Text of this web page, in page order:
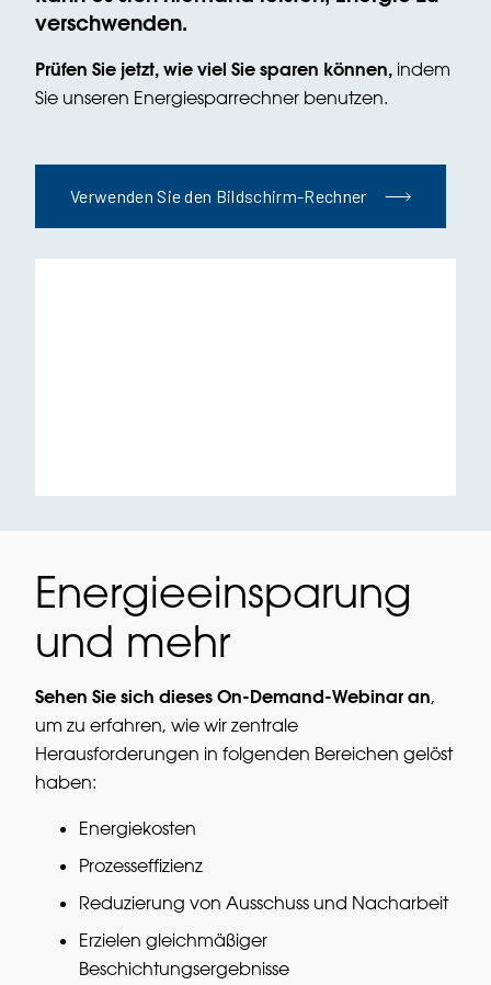
verschwenden.
Prüfen Sie jetzt, wie viel Sie sparen können, indem
Sie unseren Energiesparrechner benutzen.
Verwenden Sie den Bildschirm-Rechner
Energieeinsparung
und mehr
Sehen Sie sich dieses On-Demand-Webinar an,
um zu erfahren, wie wir zentrale
Herausforderungen in folgenden Bereichen gelöst
haben:
Energiekosten
Prozesseffizienz
Reduzierung von Ausschuss und Nacharbeit
Erzielen gleichmäßiger
Beschichtungsergebnisse